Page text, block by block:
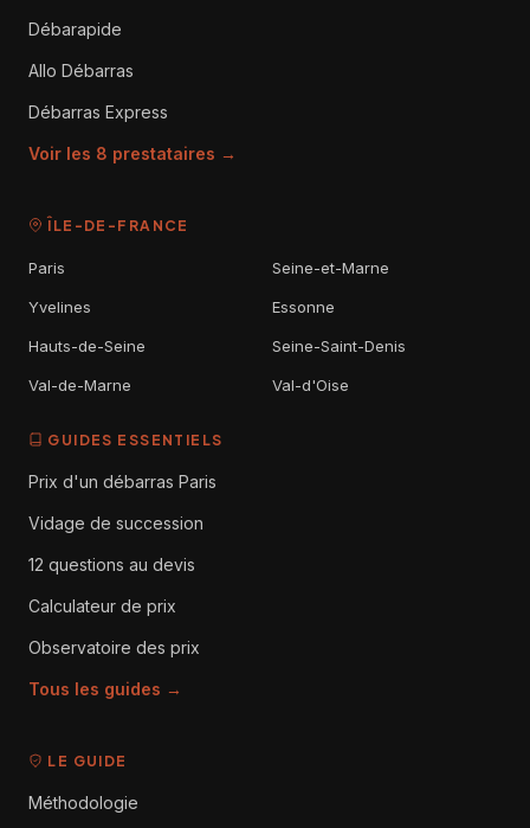
Débarapide
Allo Débarras
Débarras Express
Voir les 8 prestataires →
ÎLE-DE-FRANCE
Paris Seine-et-Marne
Yvelines Essonne
Hauts-de-Seine Seine-Saint-Denis
Val-de-Marne Val-d'Oise
GUIDES ESSENTIELS
Prix d'un débarras Paris
Vidage de succession
12 questions au devis
Calculateur de prix
Observatoire des prix
Tous les guides →
LE GUIDE
Méthodologie